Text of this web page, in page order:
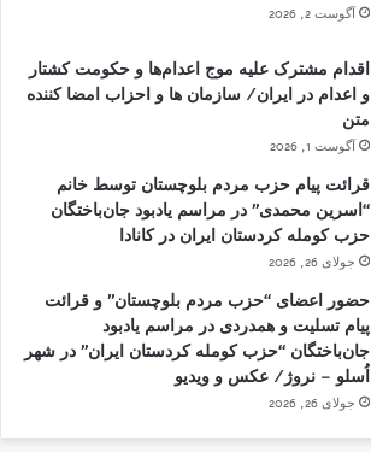
آگوست 2, 2026
اقدام مشترک علیه موج اعدام‌ها و حکومت کشتار
و اعدام در ایران/ سازمان ها و احزاب امضا کننده
متن
آگوست 1, 2026
قرائت پیام حزب مردم بلوچستان توسط خانم
“اسرین محمدی” در مراسم یادبود جان‌باختگان
حزب کومله کردستان ایران در کانادا
جولای 26, 2026
حضور اعضای “حزب مردم بلوچستان” و قرائت
پیام تسلیت و همدردی در مراسم یادبود
جان‌باختگان “حزب کومله کردستان ایران” در شهر
اُسلو – نروژ/ عکس و ویدیو
جولای 26, 2026